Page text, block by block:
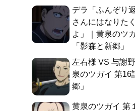
デラ「ふんぞり
さんにはなりた
よ」｜黄泉のツ
「影森と新郷」
左右様 VS 与謝
泉のツガイ 第16
郷」
黄泉のツガイ 第